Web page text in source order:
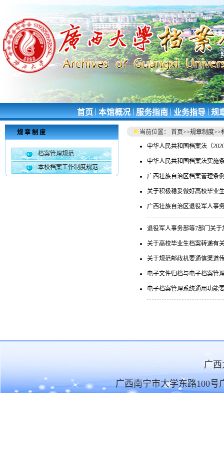
首页|本馆概况|服务指南|业务指导|规
规章制度
档案管理规范
本校档案工作制度规范
当前位置： 首页>>规章制度>>
中华人民共和国档案法（
中华人民共和国档案法实施
广西壮族自治区档案管理条
关于积极稳妥做好高校毕业
广西壮族自治区退役军人事
退役军人事务部等7部门关
关于高校毕业生档案转递有
关于规范邮政机要通信渠道
电子文件归档与电子档案管
电子档案管理系统通用功能
广
广西南宁市大学东路100